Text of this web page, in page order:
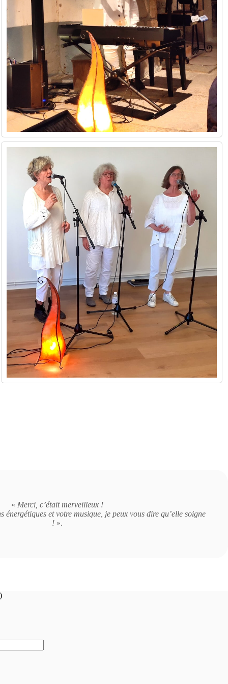
« Merci, c’était merveilleux !
énergétiques et votre musique, je peux vous dire qu’elle soigne
!».